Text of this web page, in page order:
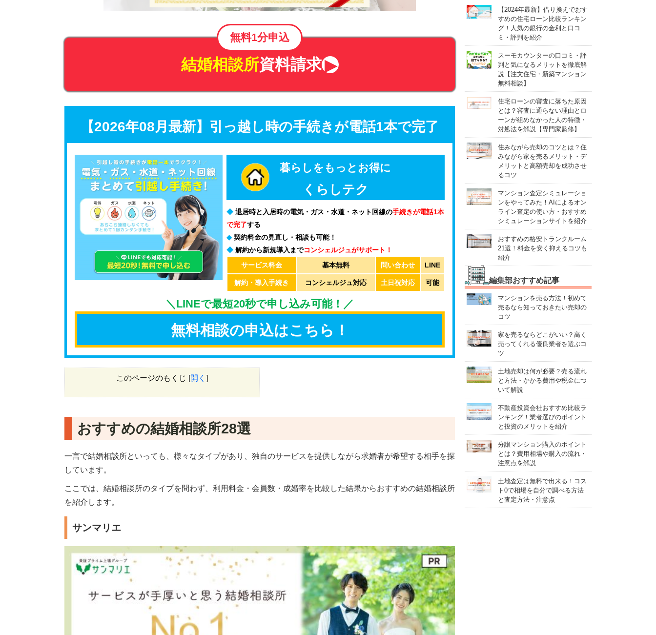
無料1分申込
結婚相談所資料請求
【2026年08月最新】引っ越し時の手続きが電話1本で完了
暮らしをもっとお得に
くらしテク
◆退居時と入居時の電気・ガス・水道・ネット回線の手続きが電話1本
で完了する
◆契約料金の見直し・相談も可能！
◆解約から新規導入までコンシェルジュがサポート！
サービス料金
基本無料 問い合わせ LINE
解約・導入手続き コンシェルジュ対応 土日祝対応 可能
＼LINEで最短20秒で申し込み可能！／
無料相談の申込はこちら！
このページのもくじ [開く ]
おすすめの結婚相談所28選
一言で結婚相談所といっても、様々なタイプがあり、独自のサービスを提供しながら求婚者が希望する相手を探
しています。
ここでは、結婚相談所のタイプを問わず、利用料金・会員数・成婚率を比較した結果からおすすめの結婚相談所
を紹介します。
サンマリエ
【2024年最新】借り換えでおす
すめの住宅ローン比較ランキン
グ！人気の銀行の金利と口コ
ミ・評判を紹介
スーモカウンターの口コミ・評
判と気になるメリットを徹底解
説【注文住宅・新築マンション
無料相談】
住宅ローンの審査に落ちた原因
とは？審査に通らない理由とロ
ーンが組めなかった人の特徴・
対処法を解説【専門家監修】
住みながら売却のコツとは？住
みながら家を売るメリット・デ
メリットと高額売却を成功させ
るコツ
マンション査定シミュレーショ
ンをやってみた！AIによるオン
ライン査定の使い方・おすすめ
シミュレーションサイトを紹介
おすすめの格安トランクルーム
21選！料金を安く抑えるコツも
紹介
編集部おすすめ記事
マンションを売る方法！初めて
売るなら知っておきたい売却の
コツ
家を売るならどこがいい？高く
売ってくれる優良業者を選ぶコ
ツ
土地売却は何が必要？売る流れ
と方法・かかる費用や税金につ
いて解説
不動産投資会社おすすめ比較ラ
ンキング！業者選びのポイント
と投資のメリットを紹介
分譲マンション購入のポイント
とは？費用相場や購入の流れ・
注意点を解説
土地査定は無料で出来る！コス
ト0で相場を自分で調べる方法
と査定方法・注意点